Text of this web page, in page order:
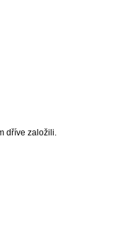
dříve založili.